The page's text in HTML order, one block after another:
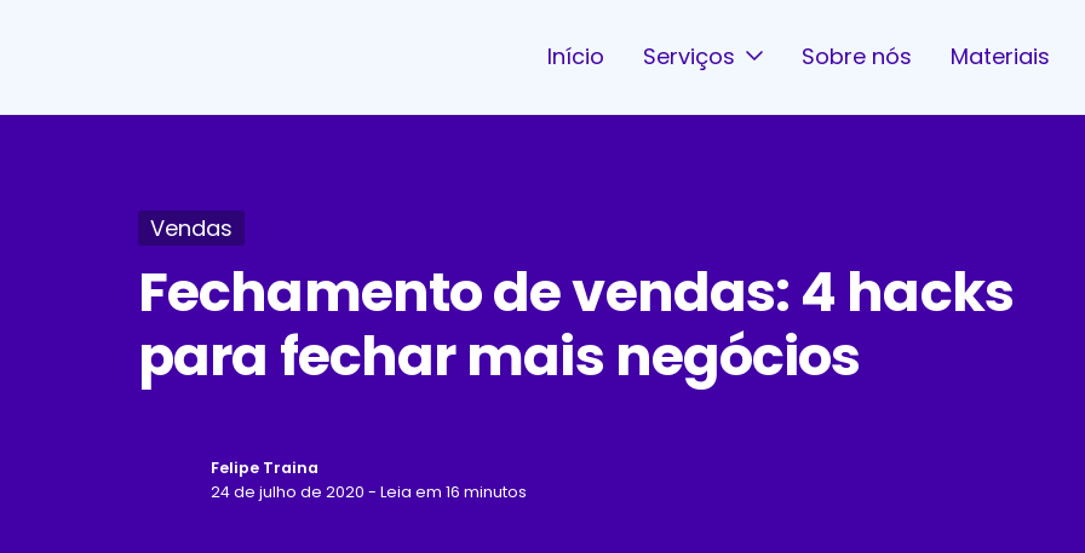
Início Serviços Sobre nós Materiais
Vendas
Fechamento de vendas: 4 hacks
para fechar mais negócios
Felipe Traina
24 de julho de 2020 - Leia em 16 minutos